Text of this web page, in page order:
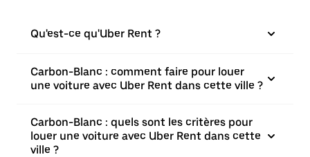
Qu'est-ce qu'Uber Rent ?
Carbon-Blanc : comment faire pour louer
une voiture avec Uber Rent dans cette ville ?
Carbon-Blanc : quels sont les critères pour
louer une voiture avec Uber Rent dans cette
ville ?